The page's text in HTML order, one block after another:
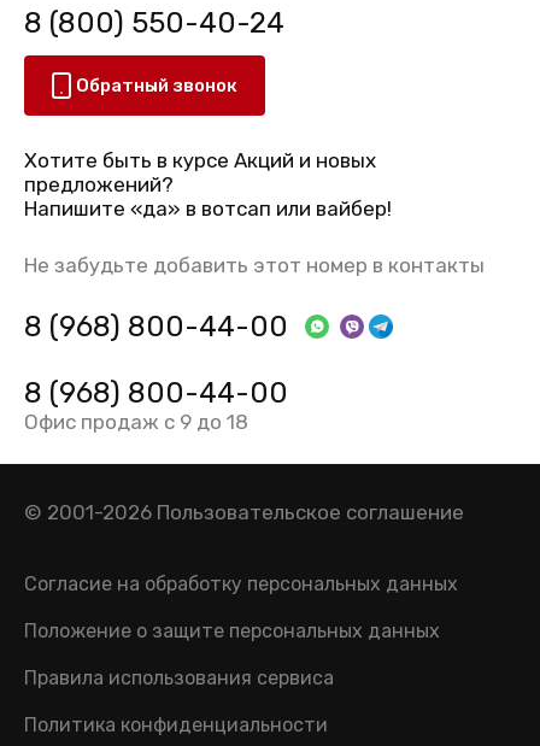
8 (800) 550-40-24
Обратный звонок
Хотите быть в курсе Акций и новых
предложений?
Напишите «да» в вотсап или вайбер!
Не забудьте добавить этот номер в контакты
8 (968) 800-44-00
8 (968) 800-44-00
Офис продаж с 9 до 18
© 2001-2026 Пользовательское соглашение
Согласие на обработку персональных данных
Положение о защите персональных данных
Правила использования сервиса
Политика конфиденциальности